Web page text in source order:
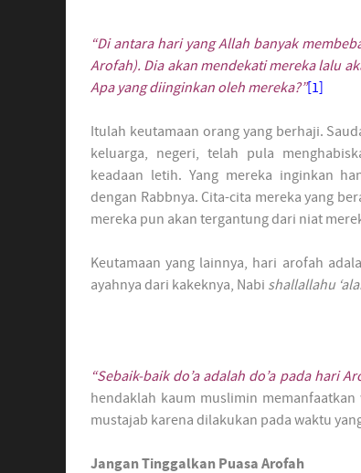
“Di antara hari yang Allah banyak
Arofah). Dia akan mendekati mereka lalu
Apa yang diinginkan oleh mereka?”[1]
Itulah keutamaan orang yang berhaji.
keluarga, negeri, telah pula
keadaan letih. Yang mereka inginkan
dengan Rabbnya. Cita-cita mereka yang
mereka pun akan tergantung dari niat
Keutamaan yang lainnya, hari arofah
ayahnya dari kakeknya, Nabi shallallahu
“Sebaik-baik do’a adalah do’a pada hari
hendaklah kaum muslimin
mustajab karena dilakukan pada waktu
Jangan Tinggalkan Puasa Arofah